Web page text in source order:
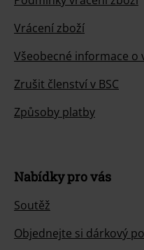
Náš zákaznický servis
Náš zákaznický servis je k
Dozvědět se více
Pomoc / FAQ
Podmínky vracení zboží
Vrácení zboží